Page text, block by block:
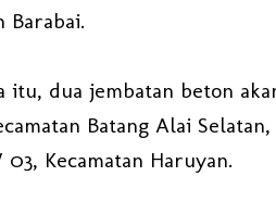
Barabai.
itu, dua jembatan beton
Batang Alai
03, Kecamatan Haruyan.